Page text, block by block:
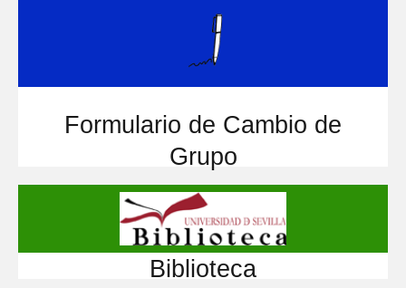
Formulario de Cambio de
Grupo
Biblioteca